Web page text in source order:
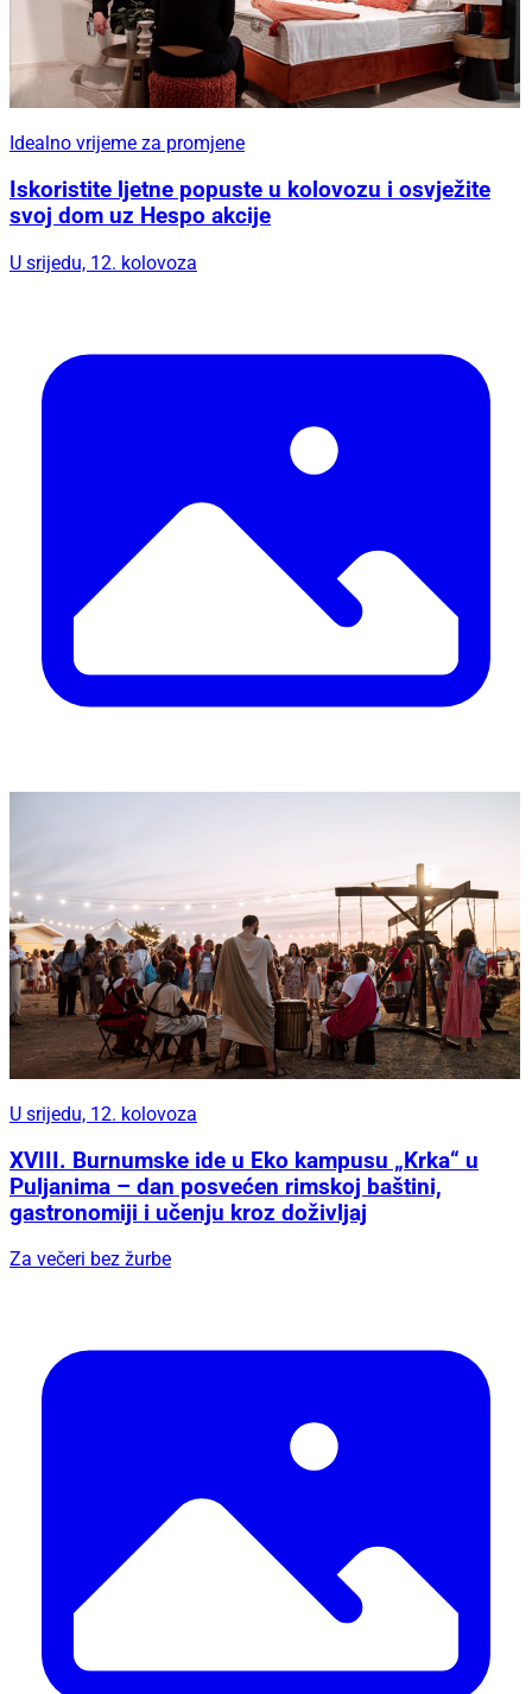
Idealno vrijeme za promjene
Iskoristite ljetne popuste u kolovozu i osvježite
svoj dom uz Hespo akcije
U srijedu, 12. kolovoza
U srijedu, 12. kolovoza
XVIII. Burnumske ide u Eko kampusu „Krka“ u
Puljanima – dan posvećen rimskoj baštini,
gastronomiji i učenju kroz doživljaj
Za večeri bez žurbe